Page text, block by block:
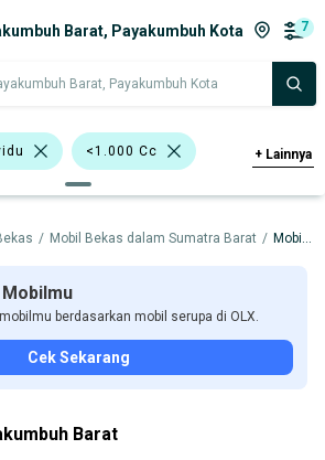
Barat, Payakumbuh Kota 7
Barat, Payakumbuh Kota
<1.000 Cc
Hitam Silver
SUV
Ertiga
+ Lainnya
/ Mobil Bekas dalam Sumatra Barat / Mobil Bekas dalam Payakumbuh Kota
berdasarkan mobil serupa di OLX.
Cek Sekarang
Barat